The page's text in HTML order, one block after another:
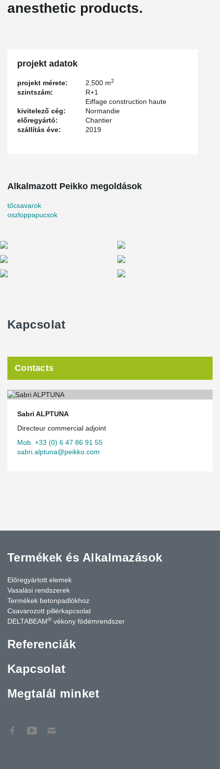
anesthetic products.
projekt adatok
projekt mérete: 2,500 m2
szintszám: R+1
kivitelező cég:
Eiffage construction haute
Normandie
előregyártó:
Chantier
szállítás éve:
2019
Alkalmazott Peikko megoldások
tőcsavarok
oszloppapucsok
Kapcsolat
Contacts
Sabri ALPTUNA
Directeur commercial adjoint
Mob. +33 (0) 6 47 86 91 55
sabri.alptuna@peikko.com
Termékek és Alkalmazások
Előregyártott elemek
Vasalási rendszerek
Termékek betonpadlókhoz
Csavarozott pillérkapcsolat
DELTABEAM® vékony födémrendszer
Referenciák
Kapcsolat
Megtalál minket